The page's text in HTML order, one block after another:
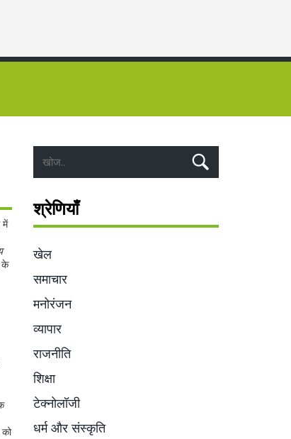
में
के
श्रेणियाँ
खेल
समाचार
मनोरंजन
व्यापार
राजनीति
शिक्षा
टेक्नोलॉजी
धर्म और संस्कृति